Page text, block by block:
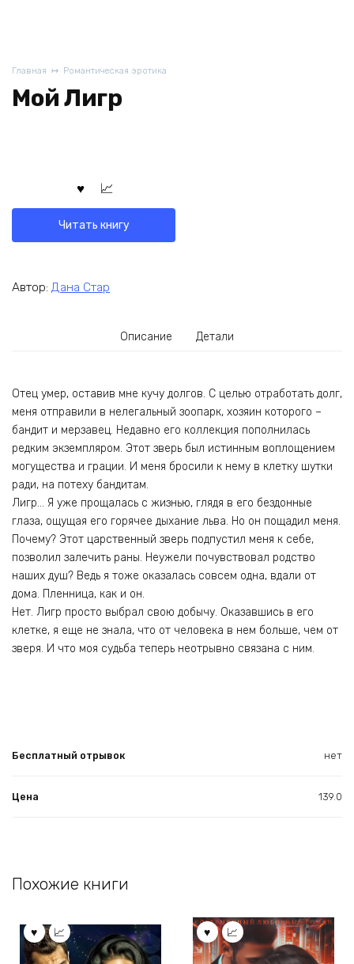
Главная Романтическая эротика
Мой Лигр
Читать книгу
Автор: Дана Стар
Описание Детали
Отец умер, оставив мне кучу долгов. С целью отработать долг,
меня отправили в нелегальный зоопарк, хозяин которого –
бандит и мерзавец. Недавно его коллекция пополнилась
редким экземпляром. Этот зверь был истинным воплощением
могущества и грации. И меня бросили к нему в клетку шутки
ради, на потеху бандитам.
Лигр… Я уже прощалась с жизнью, глядя в его бездонные
глаза, ощущая его горячее дыхание льва. Но он пощадил меня.
Почему? Этот царственный зверь подпустил меня к себе,
позволил залечить раны. Неужели почувствовал родство
наших душ? Ведь я тоже оказалась совсем одна, вдали от
дома. Пленница, как и он.
Нет. Лигр просто выбрал свою добычу. Оказавшись в его
клетке, я еще не знала, что от человека в нем больше, чем от
зверя. И что моя судьба теперь неотрывно связана с ним.
Бесплатный отрывок нет
Цена 139.0
Похожие книги